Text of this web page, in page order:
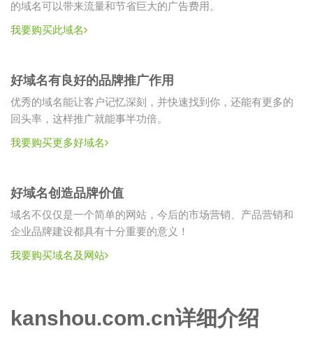
的域名可以带来流量和节省巨大的广告费用。
我要购买此域名
好域名有良好的品牌推广作用
优秀的域名能让客户记忆深刻，并快速找到你，还能有更多的
回头率，这样推广就能事半功倍。
我要购买更多好域名
好域名创造品牌价值
域名不仅仅是一个简单的网站，今后的市场营销、产品营销和
企业品牌建设都具有十分重要的意义！
我要购买域名及网站
kanshou.com.cn详细介绍